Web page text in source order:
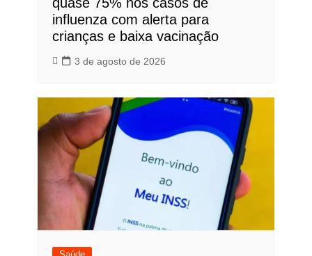
influenza com alerta para
crianças e baixa vacinação
3 de agosto de 2026